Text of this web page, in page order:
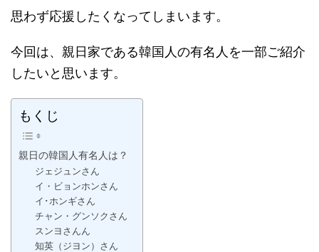
思わず応援したくなってしまいます。
今回は、親日家である韓国人の有名人を一部ご紹介
したいと思います。
もくじ
親日の韓国人有名人は？
ジェジュンさん
イ・ビョンホンさん
イ･ホンギさん
チャン・グンソクさん
スンヨさんん
知英（ジヨン）さん